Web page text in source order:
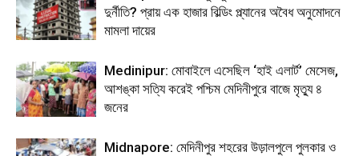
দুর্নীতি? প্রায় এক হাজার বিল্ডিং প্ল্যানের অবৈধ অনুমোদনে
মামলা দায়ের
Medinipur: মোবাইলে এসেছিল ‘হাই এলার্ট’ মেসেজ,
আশঙ্কা সত্যি করেই পশ্চিম মেদিনীপুরে বাজে মৃত্যু ৪
জনের
Midnapore: মেদিনীপুর শহরের উড়ালপুলে পুলকার ও